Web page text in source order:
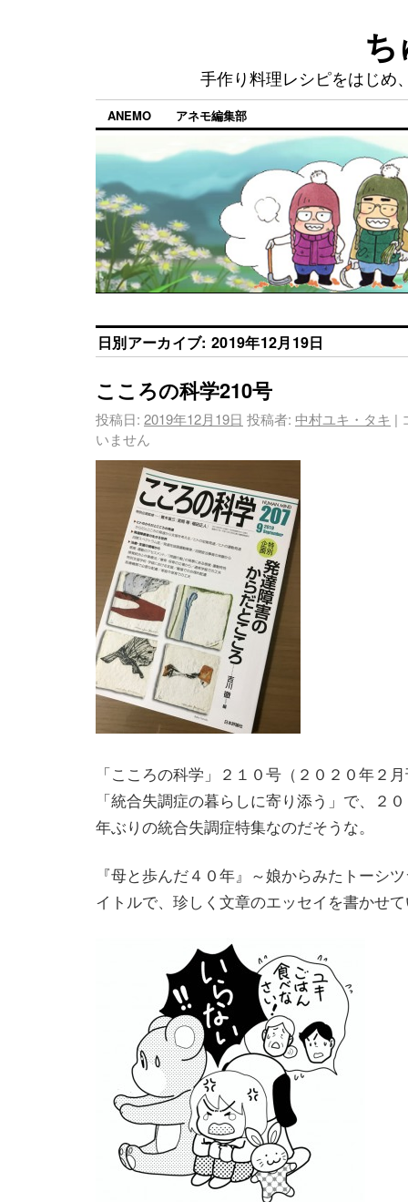
手作り料理レシピをはじめ
ANEMO アネモ編集部
日別アーカイブ: 2019年12月19日
こころの科学210号
投稿日: 2019年12月19日 投稿者: 中村ユキ・タキ |
いません
「こころの科学」２１０号（２０２０年２
「統合失調症の暮らしに寄り添う」で、２
年ぶりの統合失調症特集なのだそうな。
『母と歩んだ４０年』～娘からみたトーシ
イトルで、珍しく文章のエッセイを書かせ